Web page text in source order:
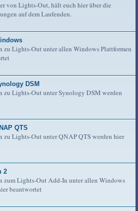
von Lights-Out, hält euch hier über die
auf dem Laufenden.
zu Lights-Out unter allen Windows Plattformen
DSM
zu Lights-Out unter Synology DSM werden
QTS
zu Lights-Out unter QNAP QTS werden hier
2
zum Lights-Out Add-In unter allen Windows
beantwortet